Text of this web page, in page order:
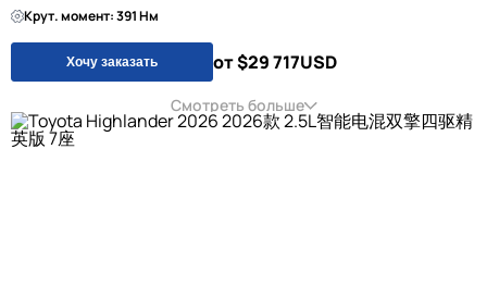
Крут. момент: 391 Нм
Хочу заказать от $29 717USD
Смотреть больше